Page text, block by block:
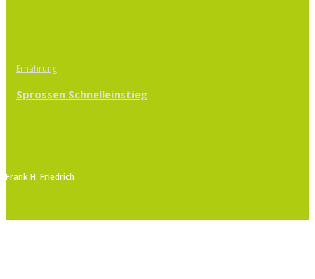
Ernährung
Sprossen Schnelleinstieg
Frank H. Friedrich